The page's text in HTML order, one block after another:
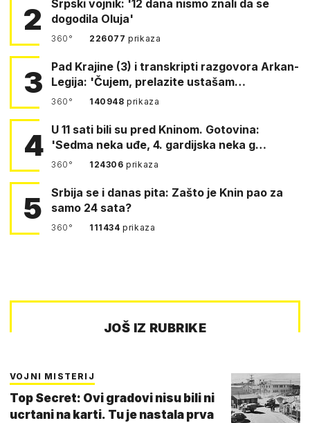
2
Srpski vojnik: '12 dana nismo znali da se
dogodila Oluja'
360° 226077prikaza
3
Pad Krajine (3) i transkripti razgovora Arkan-
Legija: 'Čujem, prelazite ustašam…
360° 140948prikaza
4 U 11 sati bili su pred Kninom. Gotovina:
'Sedma neka uđe, 4. gardijska neka g…
360° 124306prikaza
5
Srbija se i danas pita: Zašto je Knin pao za
samo 24 sata?
360° 111434prikaza
JOŠ IZ RUBRIKE
VOJNI MISTERIJ
Top Secret: Ovi gradovi nisu bili ni
ucrtani na karti. Tu je nastala prva